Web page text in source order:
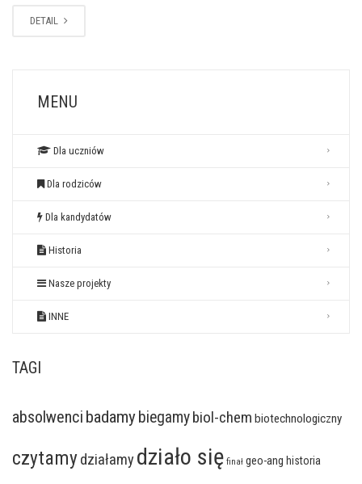
DETAIL
MENU
Dla uczniów
Dla rodziców
Dla kandydatów
Historia
Nasze projekty
INNE
TAGI
absolwenci badamy biegamybiol-chem biotechnologiczny
czytamydziałamydziało się finał geo-ang historia